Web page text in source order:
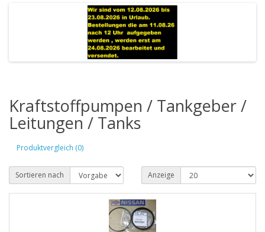
Kraftstoffpumpen / Tankgeber /
Leitungen / Tanks
Produktvergleich (0)
Sortieren nach Anzeige